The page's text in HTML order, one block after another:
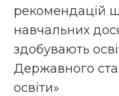
рекомендацій
навчальних
здобувають
Державного
освіти»